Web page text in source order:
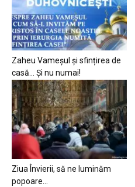
Zaheu Vameșul și sfințirea de
casă… Și nu numai!
Ziua Învierii, să ne luminăm
popoare…